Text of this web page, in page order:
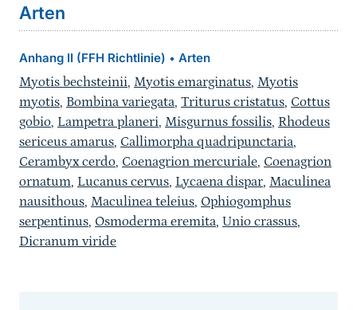
Arten
Anhang II (FFH Richtlinie) • Arten
Myotis bechsteinii, Myotis emarginatus, Myotis
myotis, Bombina variegata, Triturus cristatus, Cottus
gobio, Lampetra planeri, Misgurnus fossilis, Rhodeus
sericeus amarus, Callimorpha quadripunctaria,
Cerambyx cerdo, Coenagrion mercuriale, Coenagrion
ornatum, Lucanus cervus, Lycaena dispar, Maculinea
nausithous, Maculinea teleius, Ophiogomphus
serpentinus, Osmoderma eremita, Unio crassus,
Dicranum viride